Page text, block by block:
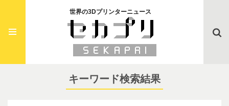
世界の3Dプリンターニュース
キーワード検索結果